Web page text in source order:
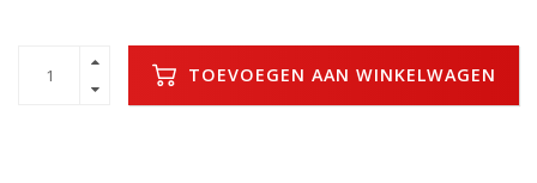
TOEVOEGEN AAN WINKELWAGEN